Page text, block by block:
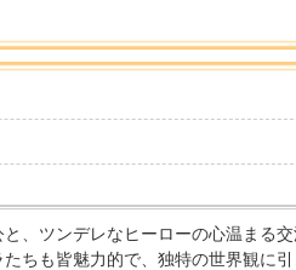
、ツンデレなヒーローの心温まる
ちも皆魅力的で、独特の世界観に引